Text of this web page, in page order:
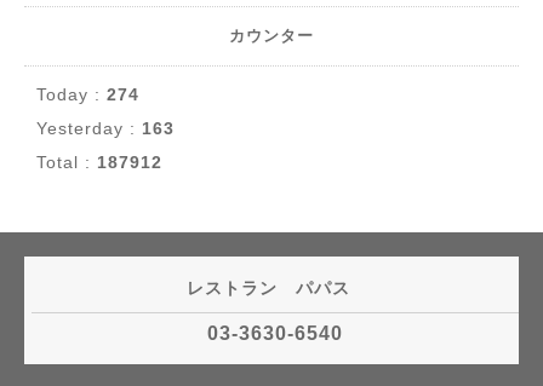
カウンター
Today : 274
Yesterday : 163
Total : 187912
レストラン パパス
03-3630-6540